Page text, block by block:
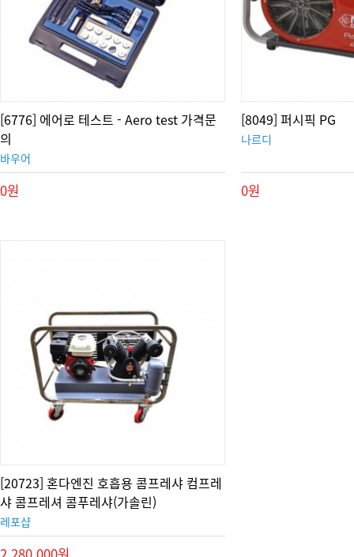
[6776] 에어로 테스트 - Aero test 가격문
의
바우어
0원
[8049] 퍼시픽 PG
나르디
0원
[20723] 혼다엔진 호흡용 콤프레샤 컴프레
샤 콤프레셔 콤푸레샤(가솔린)
레포샵